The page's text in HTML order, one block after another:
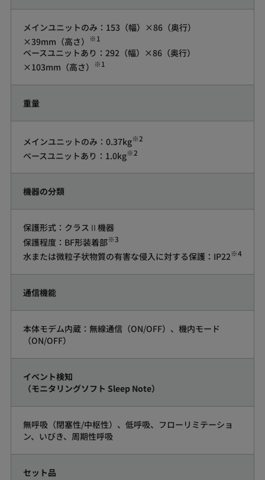
メインユニットのみ：153（幅）×86（奥行）
×39mm（高さ） ※1
ベースユニットあり：292（幅）×86（奥行）
×103mm（高さ） ※1
重量
メインユニットのみ：0.37kg※2
ベースユニットあり：1.0kg※2
機器の分類
保護形式：クラスⅡ機器
保護程度：BF形装着部※3
水または微粒子状物質の有害な侵入に対する保護：IP22※4
通信機能
本体モデム内蔵：無線通信（ON/OFF）、機内モード
（ON/OFF）
イベント検知
（モニタリングソフト Sleep Note）
無呼吸（閉塞性/中枢性）、低呼吸、フローリミテーショ
ン、いびき、周期性呼吸
セット品